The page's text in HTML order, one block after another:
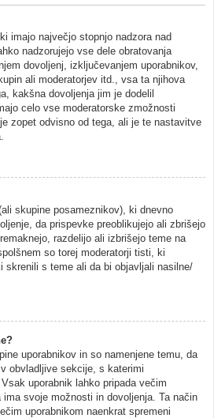
imajo največjo stopnjo nadzora nad
nadzorujejo vse dele obratovanja
dovoljenj, izključevanjem uporabnikov,
ali moderatorjev itd., vsa ta njihova
kakšna dovoljenja jim je dodelil
celo vse moderatorske zmožnosti
zopet odvisno od tega, ali je te nastavitve
skupine posameznikov), ki dnevno
da prispevke preoblikujejo ali zbrišejo
razdelijo ali izbrišejo teme na
so torej moderatorji tisti, ki
skrenili s teme ali da bi objavljali nasilne/
uporabnikov in so namenjene temu, da
obvladljive sekcije, s katerimi
uporabnik lahko pripada večim
svoje možnosti in dovoljenja. Ta način
uporabnikom naenkrat spremeni